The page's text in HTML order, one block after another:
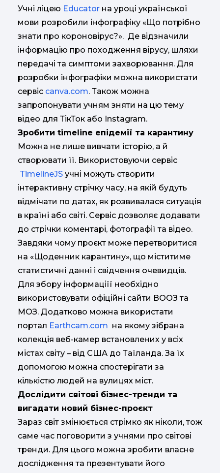
Учні ліцею Educator на уроці української
мови розробили інфографіку «Що потрібно
знати про короновірус?». Де відзначили
інформацію про походження вірусу, шляхи
передачі та симптоми захворювання. Для
розробки інфографіки можна використати
сервіс canva.com. Також можна
запропонувати учням зняти на цю тему
відео для ТікТок або Instagram.
Зробити timeline епідемії та карантину
Можна не лише вивчати історію, а й
створювати її. Використовуючи сервіс
TimelineJS учні можуть створити
інтерактивну стрічку часу, на якій будуть
відмічати по датах, як розвивалася ситуація
в країні або світі. Сервіс дозволяє додавати
до стрічки коментарі, фотографії та відео.
Завдяки чому проєкт може перетворитися
на «Щоденник карантину», що міститиме
статистичні данні і свідчення очевидців.
Для збору інформаціїї необхідно
використовувати офіційні сайти ВООЗ та
МОЗ. Додатково можна використати
портал Earthcam.com на якому зібрана
колекція веб-камер встановлених у всіх
містах світу – від США до Таїланда. За їх
допомогою можна спостерігати за
кількістю людей на вулицях міст.
Дослідити світові бізнес-тренди та
вигадати новий бізнес-проєкт
Зараз світ змінюється стрімко як ніколи, тож
саме час поговорити з учнями про світові
тренди. Для цього можна зробити власне
дослідження та презентувати його